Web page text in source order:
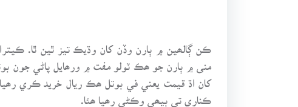
ڪن ڳالھين ۾ ٻارن وڏن کان وڌيڪ تيز ٿين ٿا.
منى ۾ ٻارن جو ھڪ ٽولو مفت ۾ ورھايل پاڻي جون
کان اڌ قيمت يعني في بوتل ھڪ ريال خريد ڪري
ڪناري تي بيھي وڪڻي رھيا ھئا.